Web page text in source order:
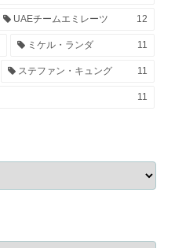
UAEチームエミレーツ 12
ミケル・ランダ 11
ステファン・キュング 11
11